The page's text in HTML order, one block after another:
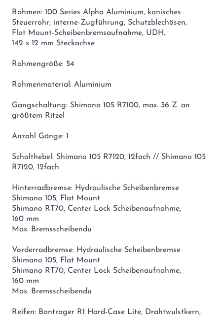
Rahmen: 100 Series Alpha Aluminium, konisches
Steuerrohr, interne-Zugführung, Schutzblechösen,
Flat Mount-Scheibenbremsaufnahme, UDH,
142 x 12 mm Steckachse
Rahmengröße: 54
Rahmenmaterial: Aluminium
Gangschaltung: Shimano 105 R7100, max. 36 Z. an
größtem Ritzel
Anzahl Gänge: 1
Schalthebel: Shimano 105 R7120, 12fach // Shimano 105
R7120, 12fach
Hinterradbremse: Hydraulische Scheibenbremse
Shimano 105, Flat Mount
Shimano RT70, Center Lock Scheibenaufnahme,
160 mm
Max. Bremsscheibendu
Vorderradbremse: Hydraulische Scheibenbremse
Shimano 105, Flat Mount
Shimano RT70, Center Lock Scheibenaufnahme,
160 mm
Max. Bremsscheibendu
Reifen: Bontrager R1 Hard-Case Lite, Drahtwulstkern,